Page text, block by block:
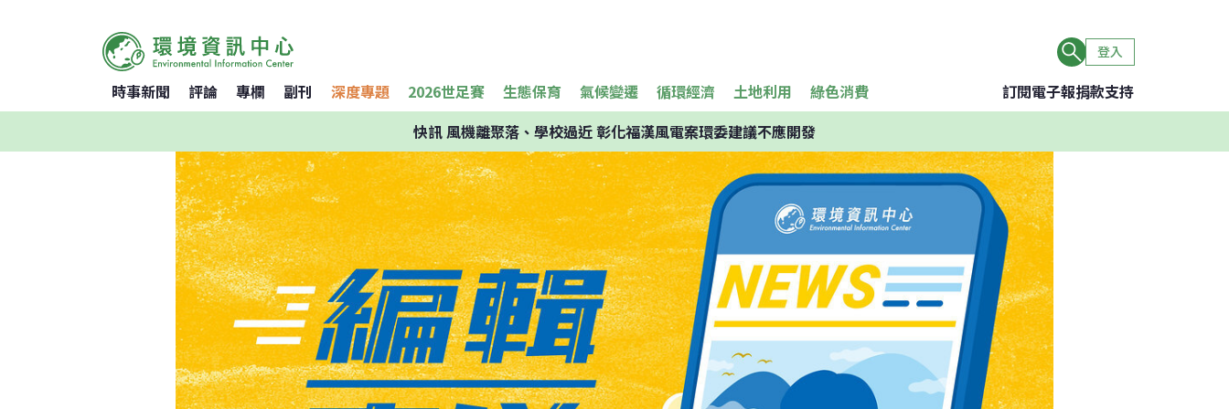
登入
時事新聞 評論 專欄 副刊 深度專題 2026世足賽 生態保育 氣候變遷 循環經濟 土地利用 綠色消費 訂閱電子報捐款支持
快訊風機離聚落、學校過近 彰化福漢風電案環委建議不應開發